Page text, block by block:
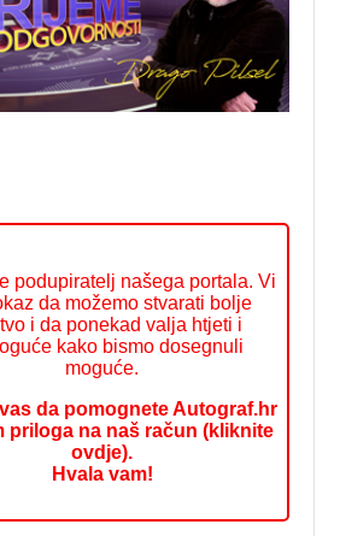
podupiratelj našega portala. Vi
da možemo stvarati bolje
i da ponekad valja htjeti i
kako bismo dosegnuli
moguće.
da pomognete Autograf.hr
priloga na naš račun (kliknite
ovdje).
Hvala vam!